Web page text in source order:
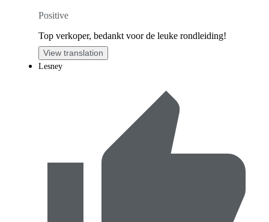
Positive
Top verkoper, bedankt voor de leuke rondleiding!
View translation
Lesney